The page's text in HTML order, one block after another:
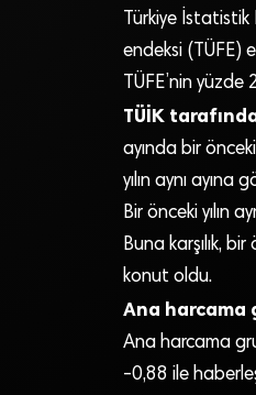
Türkiye
endeksi (TÜFE)
TÜFE’nin
TÜİK
ayında bir
yılın aynı
Bir önceki yılın
Buna karşılık,
konut oldu.
Ana harcama
Ana harcama
-0,88 ile